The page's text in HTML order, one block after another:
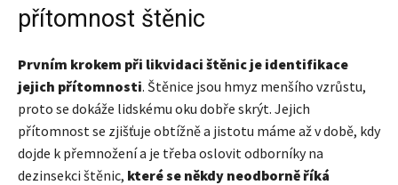
přítomnost štěnic
Prvním krokem při likvidaci štěnic je identifikace
jejich přítomnosti. Štěnice jsou hmyz menšího vzrůstu,
proto se dokáže lidskému oku dobře skrýt. Jejich
přítomnost se zjišťuje obtížně a jistotu máme až v době, kdy
dojde k přemnožení a je třeba oslovit odborníky na
dezinsekci štěnic, které se někdy neodborně říká